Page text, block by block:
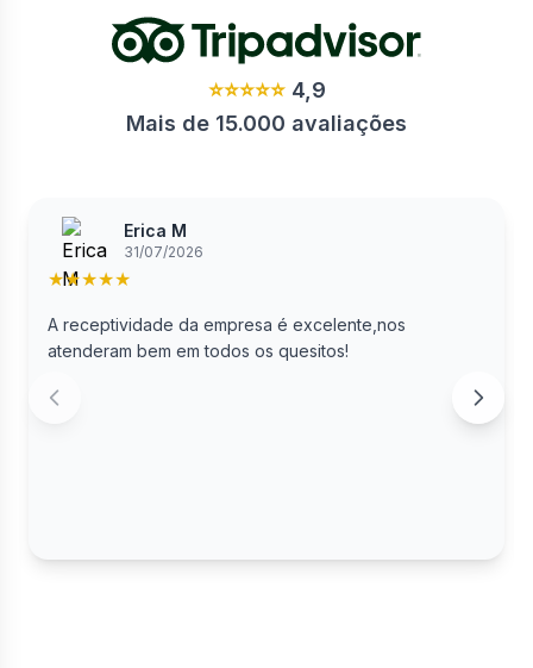
⭐⭐⭐⭐⭐4,9
Mais de 15.000 avaliações
Erica M
31/07/2026
★★★★★
A receptividade da empresa é excelente,nos
atenderam bem em todos os quesitos!